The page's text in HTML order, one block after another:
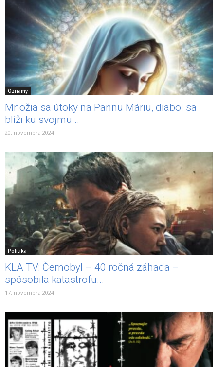
Oznamy
Množia sa útoky na Pannu Máriu, diabol sa
blíži ku svojmu...
20. novembra 2024
Politika
KLA TV: Černobyl – 40 ročná záhada –
spôsobila katastrofu...
17. novembra 2024